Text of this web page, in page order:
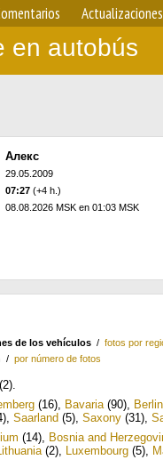
Actualizaciones
en autobús
Алекс
29.05.2009
07:27 (+4 h.)
08.08.2026 MSK en 01:03 MSK
de los vehículos / fotos por
/ por número de fotos
(2).
(16), Bavaria(90), Berlin
, Saarland (5), Saxony (31),
(14), Bosnia and
(2), Luxembourg (5),